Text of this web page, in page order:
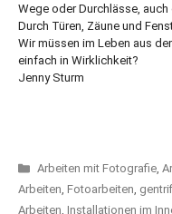
Wege oder Durchlässe,
Durch Türen, Zäune und
Wir müssen im Leben aus
einfach in Wirklichkeit?
Jenny Sturm
Kategorien
Arbeiten mit Fotografie,
Arbeiten, Fotoarbeiten,
Arbeiten, Installationen im